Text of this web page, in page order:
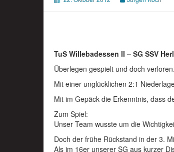
TuS Willebadessen II – SG SSV
Überlegen gespielt und doch verloren.
Mit einer unglücklichen 2:1
Mit im Gepäck die Erkenntnis, dass
Zum Spiel:
Unser Team wusste um die
Doch der frühe Rückstand in der 3.
Als im 16er unserer SG aus kurzer